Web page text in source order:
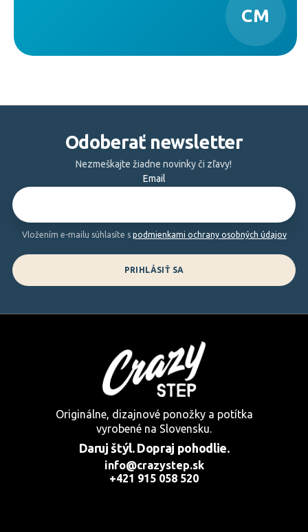
CM
Odoberať newsletter
Nezmeškajte žiadne novinky či zľavy!
Email
Vložením e-mailu súhlasíte s podmienkami ochrany osobných údajov
PRIHLÁSIŤ SA
Originálne, dizajnové ponožky a potítka
vyrobené na Slovensku.
Daruj štýl. Dopraj pohodlie.
info@crazystep.sk
+421 915 058 520